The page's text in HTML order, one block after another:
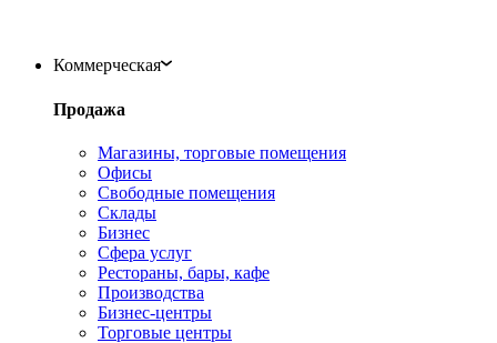
Коммерческая
Продажа
Магазины, торговые помещения
Офисы
Свободные помещения
Склады
Бизнес
Сфера услуг
Рестораны, бары, кафе
Производства
Бизнес-центры
Торговые центры